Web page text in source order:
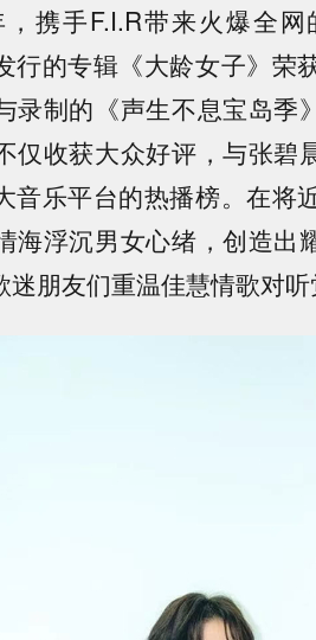
，携手F.I.R带来火爆全网
行的专辑《大龄女子》荣
录制的《声生不息宝岛季
仅收获大众好评，与张碧
音乐平台的热播榜。在将
海浮沉男女心绪，创造出
朋友们重温佳慧情歌对听